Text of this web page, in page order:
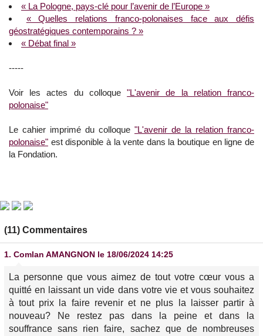
« La Pologne, pays-clé pour l’avenir de l’Europe »
« Quelles relations franco-polonaises face aux défis
géostratégiques contemporains ? »
« Débat final »
-----
Voir les actes du colloque"L'avenir de la relation franco-
polonaise"
Le cahier imprimé du colloque "L'avenir de la relation franco-
polonaise" est disponible à la vente dans la boutique en ligne de
la Fondation.
(11) Commentaires
1. Comlan AMANGNON le 18/06/2024 14:25
La personne que vous aimez de tout votre cœur vous a
quitté en laissant un vide dans votre vie et vous souhaitez
à tout prix la faire revenir et ne plus la laisser partir à
nouveau? Ne restez pas dans la peine et dans la
souffrance sans rien faire, sachez que de nombreuses